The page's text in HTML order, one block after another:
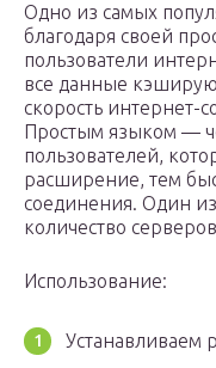
Одно из самых
благодаря своей
пользователи
все данные
скорость интернет-
Простым языком —
пользователей,
расширение, тем
соединения. Один
количество
Использование:
Устанавливаем